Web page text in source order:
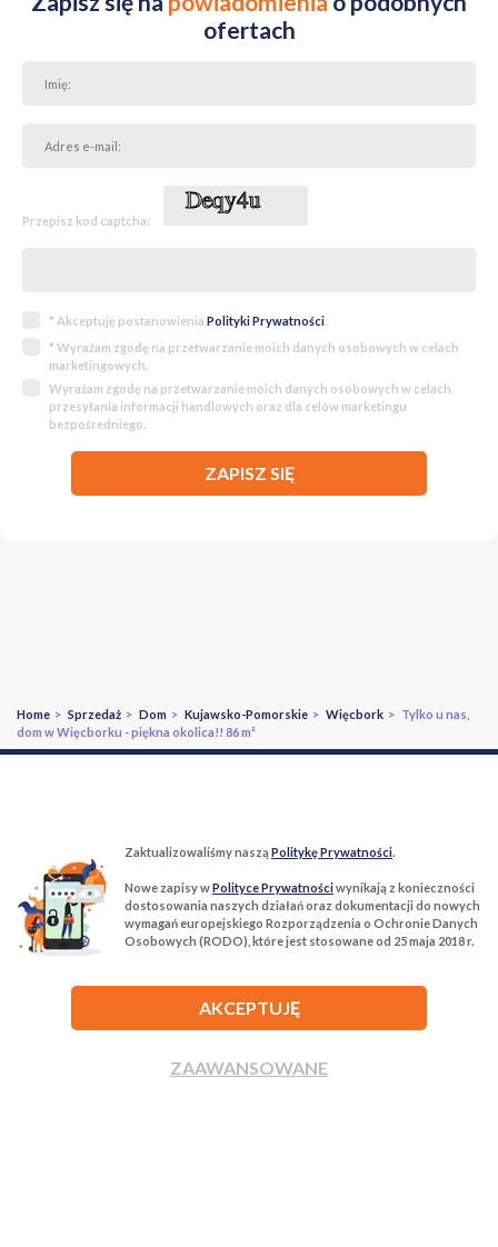
ofertach
Przepisz kod captcha:
* Akceptuję postanowienia Polityki Prywatności.
* Wyrażam zgodę na przetwarzanie moich danych osobowych w celach
marketingowych.
Wyrażam zgodę na przetwarzanie moich danych osobowych w celach
przesyłania informacji handlowych oraz dla celów marketingu
bezpośredniego.
ZAPISZ SIĘ
Home > Sprzedaż > Dom > Kujawsko-Pomorskie > Więcbork > Tylko u nas,
dom w Więcborku - piękna okolica!! 86 m²
T:22 299 68 68M:biuro@tur-nieruchomosci.pl
Biuro Nieruchomości Tur Nieruchomości
Zaktualizowaliśmy naszą Politykę Prywatności.
Nowe zapisy wPolityce Prywatnościwynikają z konieczności
dostosowania naszych działań oraz dokumentacji do nowych
wymagań europejskiego Rozporządzenia o Ochronie Danych
Osobowych (RODO), które jest stosowane od 25 maja 2018 r.
AKCEPTUJĘ
ZAAWANSOWANE